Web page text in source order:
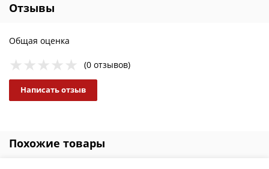
Отзывы
Общая оценка
(0 отзывов)
Написать отзыв
Похожие товары